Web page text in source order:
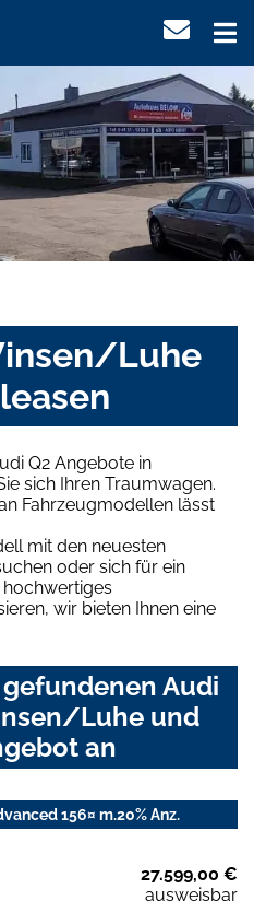
Luhe
Q2 Angebote in
sich Ihren Traumwagen.
Fahrzeugmodellen lässt
mit den neuesten
oder sich für ein
wir bieten Ihnen eine
Audi
Luhe und
an
156¤ m.20% Anz.
27.599,00 €
ausweisbar